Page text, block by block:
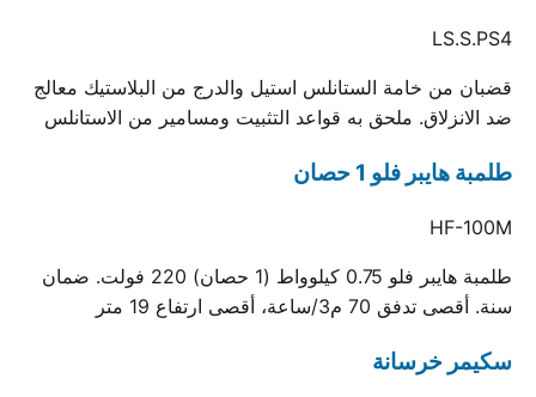
LS.S.PS4
قضبان من خامة الستانلس استيل والدرج من البلاستيك معالج
ضد الانزلاق. ملحق به قواعد التثبيت ومسامير من الاستانلس
طلمبة هايبر فلو 1 حصان
HF-100M
طلمبة هايبر فلو 0.75 كيلوواط (1 حصان) 220 فولت. ضمان
سنة. أقصى تدفق 70 م3/ساعة، أقصى ارتفاع 19 متر
سكيمر خرسانة